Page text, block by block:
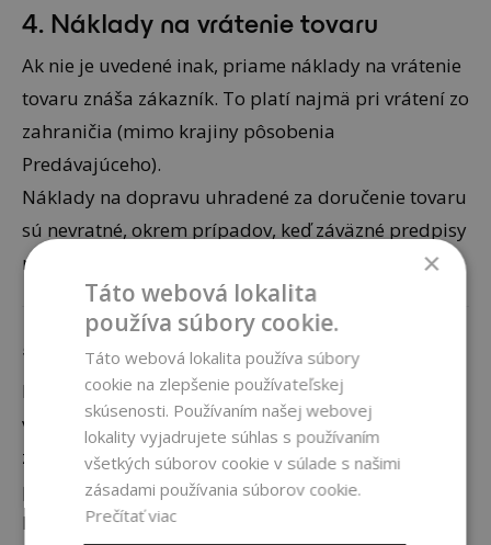
4. Náklady na vrátenie tovaru
Ak nie je uvedené inak, priame náklady na vrátenie
tovaru znáša zákazník. To platí najmä pri vrátení zo
zahraničia (mimo krajiny pôsobenia
Predávajúceho).
Náklady na dopravu uhradené za doručenie tovaru
sú nevratné, okrem prípadov, keď záväzné predpisy
na ochranu spotrebiteľa stanovujú inak.
5. Vrátenie zo zahraničia
Pri vrátení zo zahraničia je zákazník zodpovedný za
výber vhodného prepravcu a za to, aby bola
zásielka riadne zabalená a v prípade potreby aj
poistená.
Náklady na medzinárodné vrátenie sa môžu
×
Táto webová lokalita
používa súbory cookie.
Táto webová lokalita používa súbory
cookie na zlepšenie používateľskej
skúsenosti. Používaním našej webovej
lokality vyjadrujete súhlas s používaním
všetkých súborov cookie v súlade s našimi
zásadami používania súborov cookie.
Prečítať viac